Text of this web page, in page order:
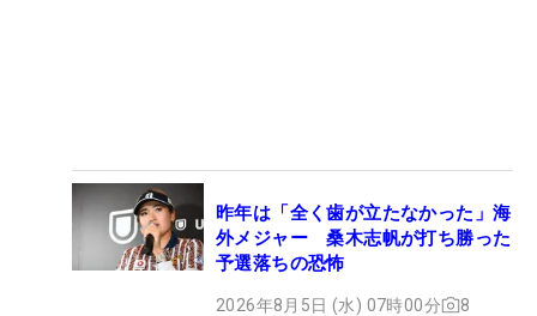
昨年は「全く歯が立たなかった」海
外メジャー 桑木志帆が打ち勝った
予選落ちの恐怖
2026年8月5日 (水) 07時00分 8